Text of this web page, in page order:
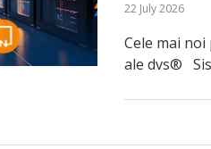
22 July 2026
Cele mai
ale dvs®